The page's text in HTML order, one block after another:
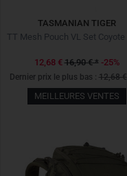
TASMANIAN TIGER
12,68 € 16,90 €* -25%
Dernier prix le plus bas : 12,68 €
MEILLEURES VENTES